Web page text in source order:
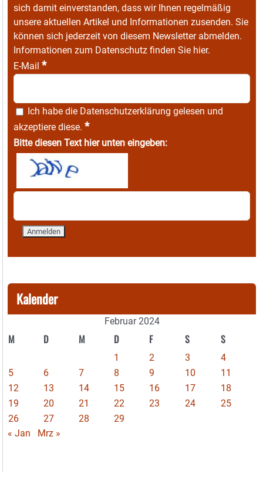
sich damit einverstanden, dass wir Ihnen regelmäßig
unsere aktuellen Artikel und Informationen zusenden. Sie
können sich jederzeit von diesem Newsletter abmelden.
Informationen zum Datenschutz finden Sie hier.
E-Mail *
Ich habe die Datenschutzerklärung gelesen und
akzeptiere diese. *
Bitte diesen Text hier unten eingeben:
Kalender
Februar 2024
M D M D F S S
1 2 3
4
5
6 7 8 9 10
11
12
13 14 15 16 17
18
19
20 21 22 23 24
25
26
27 28
29
« Jan
Mrz »